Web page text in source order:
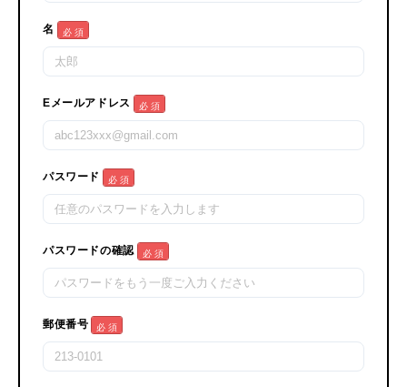
名 必 須
Eメールアドレス 必 須
パスワード 必 須
パスワードの確認 必 須
郵便番号 必 須